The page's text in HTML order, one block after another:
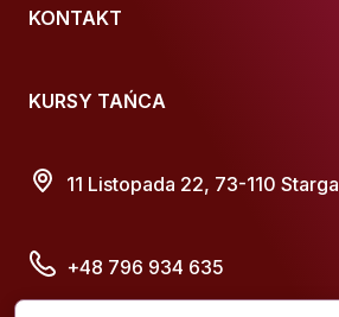
KONTAKT
KURSY TAŃCA
11 Listopada 22, 73-110
+48 796 934 635